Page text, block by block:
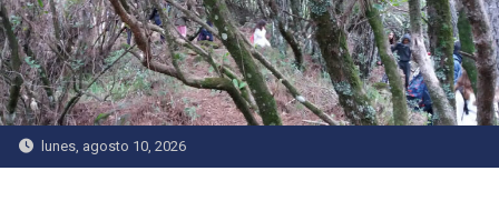
Saltar
al
contenido
lunes, agosto 10, 2026